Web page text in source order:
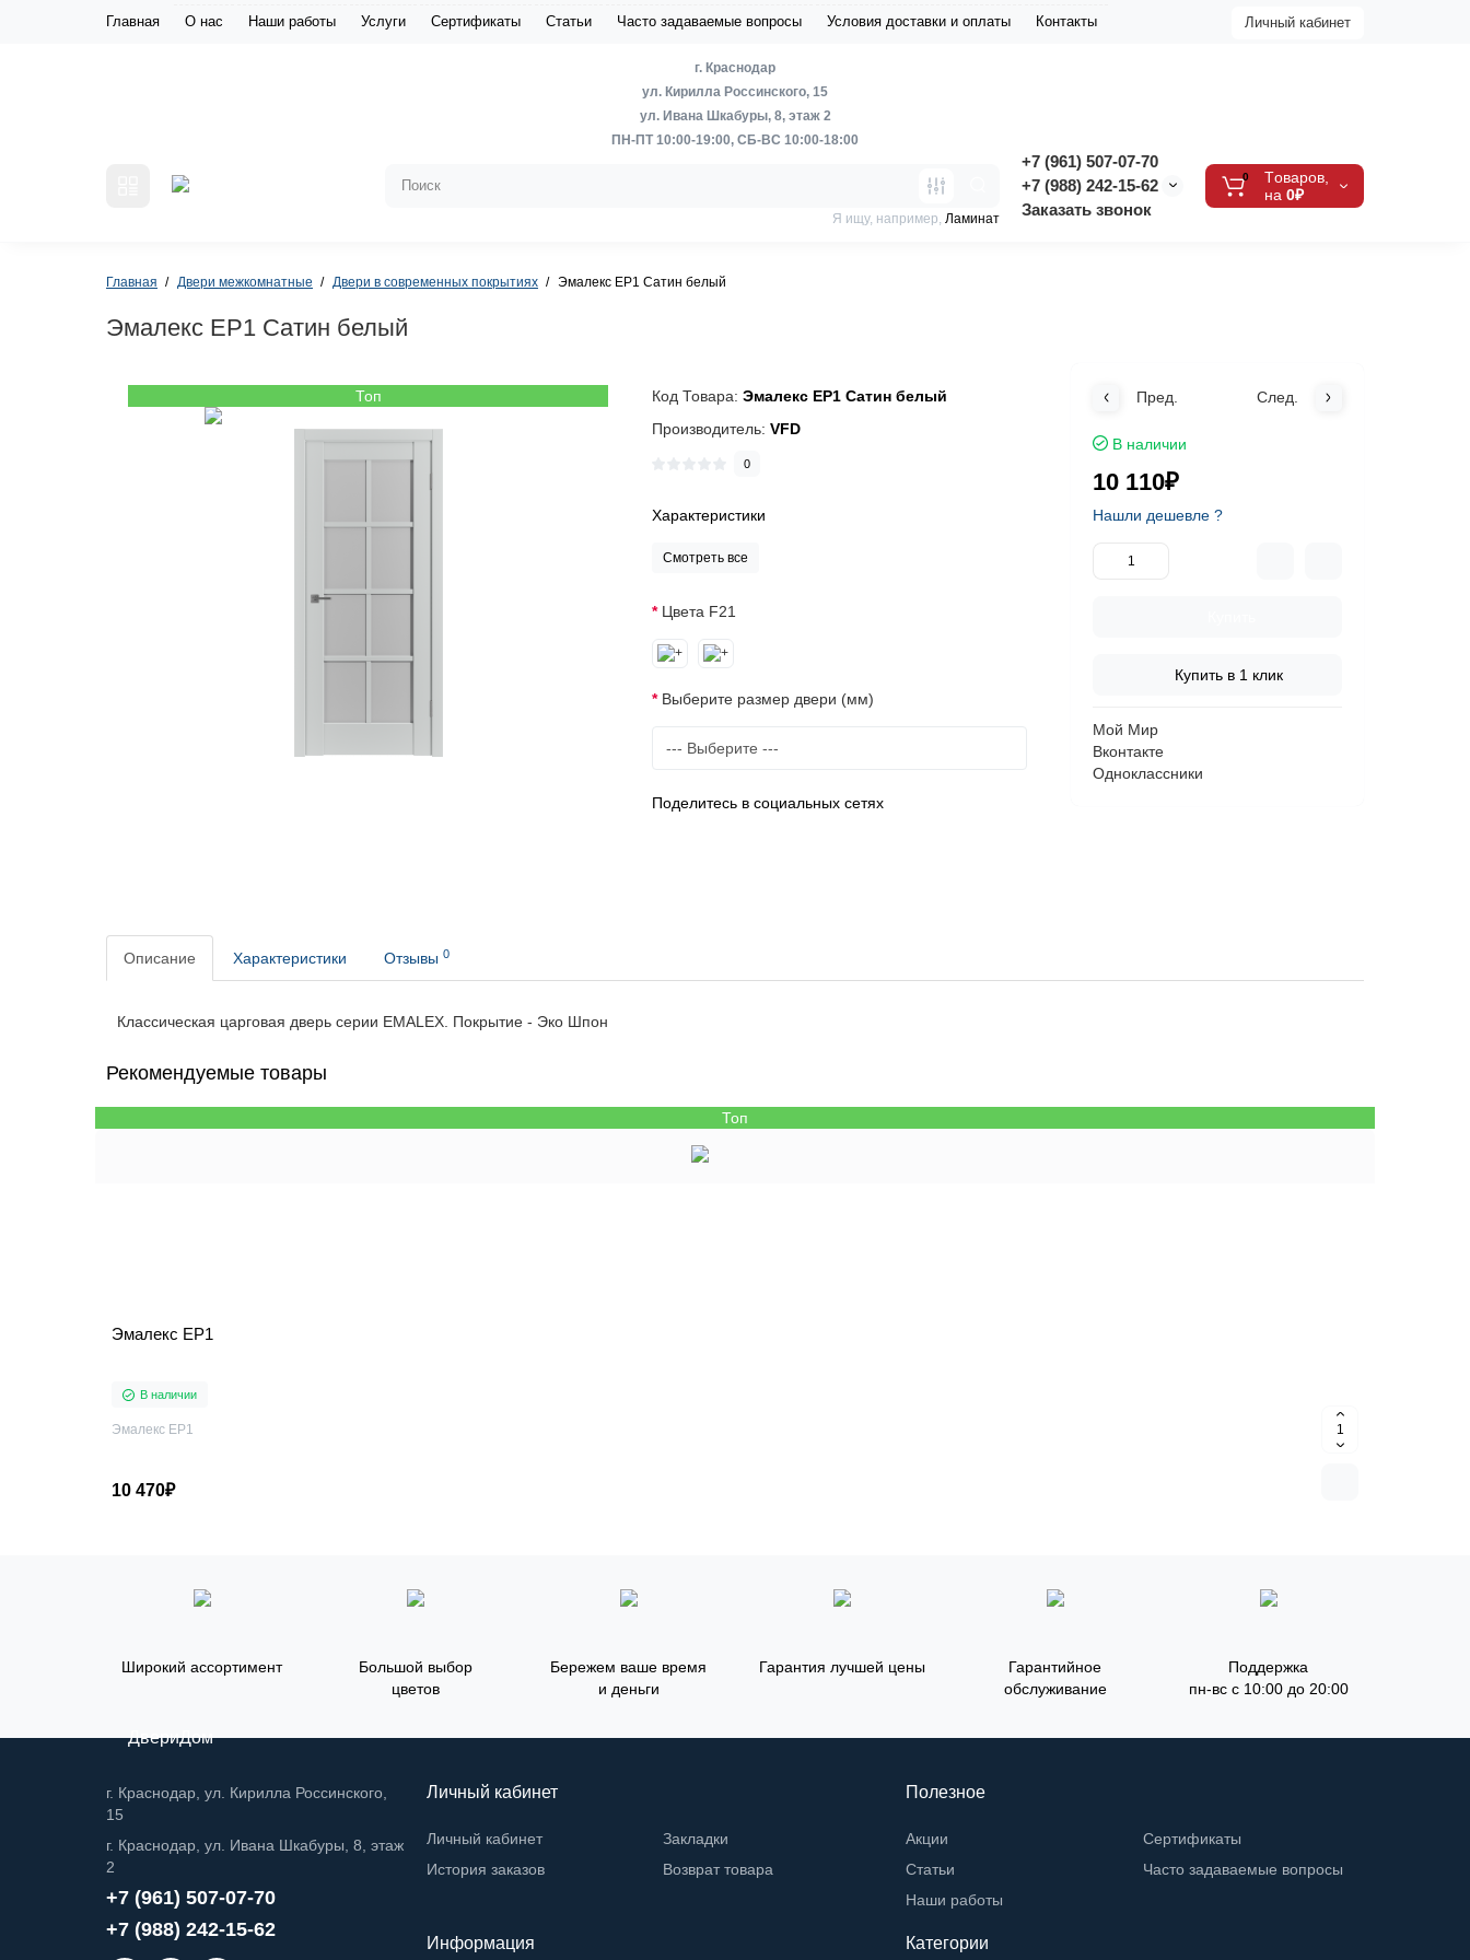
Главная О нас Наши работы Услуги Сертификаты Статьи Часто задаваемые вопросы Условия доставки и оплаты Контакты Личный кабинет
г. Краснодар
ул. Кирилла Россинского, 15
ул. Ивана Шкабуры, 8, этаж 2
ПН-ПТ 10:00-19:00, СБ-ВС 10:00-18:00
+7 (961) 507-07-70
+7 (988) 242-15-62
Заказать звонок
Я ищу, например, Ламинат
0
Tоваров,
на 0₽
Главная Двери межкомнатные Двери в современных покрытиях Эмалекс ЕР1 Сатин белый
Эмалекс ЕР1 Сатин белый
Топ Код Товара:Эмалекс ЕР1 Сатин белый
Производитель:VFD
0
Характеристики
Смотреть все
Цвета F21
Выберите размер двери (мм)
Поделитесь в социальных сетях
Пред. След.
В наличии
10 110₽
Нашли дешевле ?
Купить в 1 клик
Мой Мир
Вконтакте
Одноклассники
Описание Характеристики Отзывы 0
Классическая царговая дверь cерии EMALEX. Покрытие - Эко Шпон
Рекомендуемые товары
Топ
Эмалекс ЕР1
В наличии
Эмалекс ЕР1
10 470₽
Широкий ассортимент
Большой выбор
цветов
Бережем ваше время
и деньги
Гарантия лучшей цены
Гарантийное
обслуживание
Поддержка
пн-вс с 10:00 до 20:00
ДвериДом
г. Краснодар, ул. Кирилла Россинского,
15
г. Краснодар, ул. Ивана Шкабуры, 8, этаж
2
+7 (961) 507-07-70
+7 (988) 242-15-62
Личный кабинет
Личный кабинет
История заказов
Закладки
Возврат товара
Полезное
Акции
Статьи
Наши работы
Сертификаты
Часто задаваемые вопросы
Информация Категории